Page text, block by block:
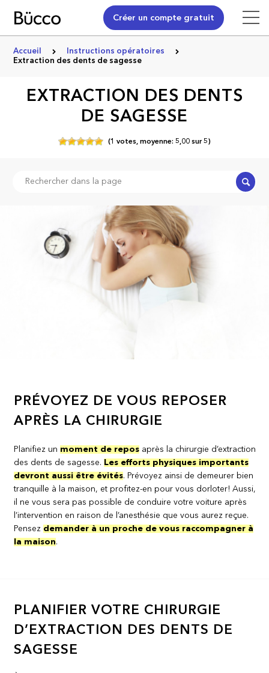
Créer un compte gratuit
Accueil
Instructions opératoires
Extraction des dents de sagesse
EXTRACTION DES DENTS
DE SAGESSE
(1 votes, moyenne: 5,00 sur5)
PRÉVOYEZ DE VOUS REPOSER
APRÈS LA CHIRURGIE
Planifiez un moment de repos après la chirurgie d’extraction
des dents de sagesse. Les efforts physiques importants
devront aussi être évités. Prévoyez ainsi de demeurer bien
tranquille à la maison, et profitez-en pour vous dorloter! Aussi,
il ne vous sera pas possible de conduire votre voiture après
l’intervention en raison de l’anesthésie que vous aurez reçue.
Pensez demander à un proche de vous raccompagner à
la maison.
PLANIFIER VOTRE CHIRURGIE
D’EXTRACTION DES DENTS DE
SAGESSE